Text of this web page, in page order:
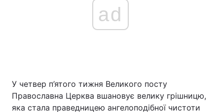
ad
У четвер п’ятого тижня Великого посту
Православна Церква вшановує велику грішницю,
яка стала праведницею ангелоподібної чистоти